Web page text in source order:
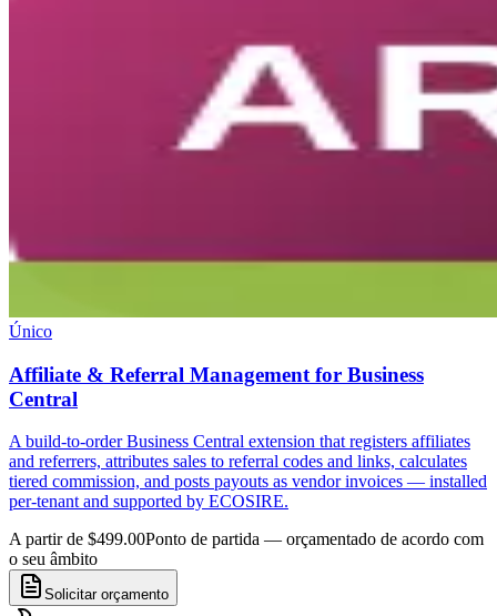
Único
Affiliate & Referral Management for Business
Central
A build-to-order Business Central extension that registers affiliates
and referrers, attributes sales to referral codes and links, calculates
tiered commission, and posts payouts as vendor invoices — installed
per-tenant and supported by ECOSIRE.
A partir de $499.00Ponto de partida — orçamentado de acordo com
o seu âmbito
Solicitar orçamento